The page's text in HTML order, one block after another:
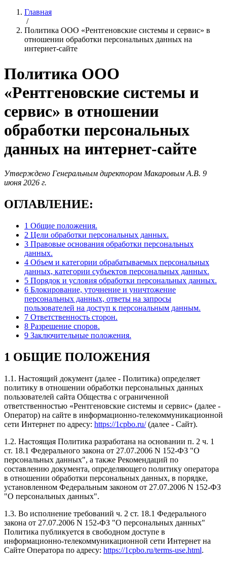
Главная
/
Политика ООО «Рентгеновские системы и сервис» в
отношении обработки персональных данных на
интернет-сайте
Политика ООО
«Рентгеновские системы и
сервис» в отношении
обработки персональных
данных на интернет-сайте
Утверждено Генеральным директором Макаровым А.В. 9
июня 2026 г.
ОГЛАВЛЕНИЕ:
1 Общие положения.
2 Цели обработки персональных данных.
3 Правовые основания обработки персональных
данных.
4 Объем и категории обрабатываемых персональных
данных, категории субъектов персональных данных.
5 Порядок и условия обработки персональных данных.
6 Блокирование, уточнение и уничтожение
персональных данных, ответы на запросы
пользователей на доступ к персональным данным.
7 Ответственность сторон.
8 Разрешение споров.
9 Заключительные положения.
1 ОБЩИЕ ПОЛОЖЕНИЯ
1.1. Настоящий документ (далее - Политика) определяет
политику в отношении обработки персональных данных
пользователей сайта Общества с ограниченной
ответственностью «Рентгеновские системы и сервис» (далее -
Оператор) на сайте в информационно-телекоммуникационной
сети Интернет по адресу: https://1cpbo.ru/(далее - Сайт).
1.2. Настоящая Политика разработана на основании п. 2 ч. 1
ст. 18.1 Федерального закона от 27.07.2006 N 152-ФЗ "О
персональных данных", а также Рекомендаций по
составлению документа, определяющего политику оператора
в отношении обработки персональных данных, в порядке,
установленном Федеральным законом от 27.07.2006 N 152-ФЗ
"О персональных данных".
1.3. Во исполнение требований ч. 2 ст. 18.1 Федерального
закона от 27.07.2006 N 152-ФЗ "О персональных данных"
Политика публикуется в свободном доступе в
информационно-телекоммуникационной сети Интернет на
Сайте Оператора по адресу: https://1cpbo.ru/terms-use.html.